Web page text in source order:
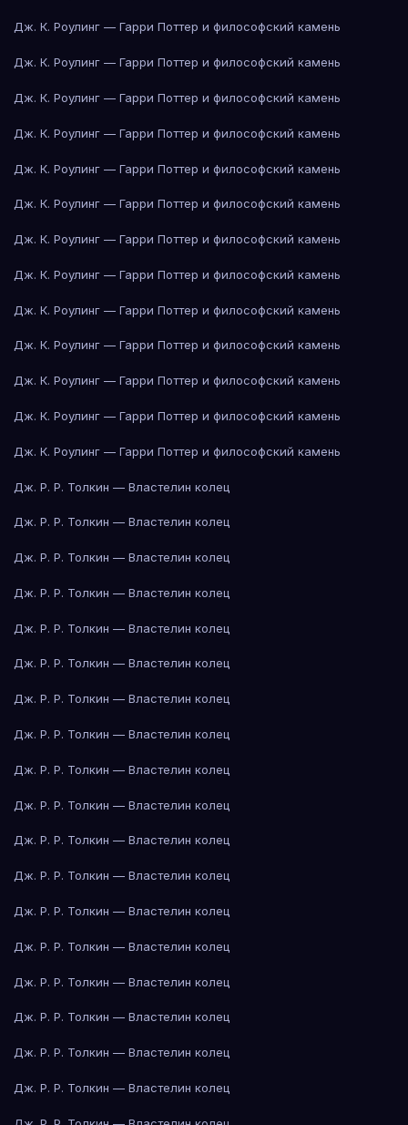
Дж. К. Роулинг — Гарри Поттер и философский камень
Дж. К. Роулинг — Гарри Поттер и философский камень
Дж. К. Роулинг — Гарри Поттер и философский камень
Дж. К. Роулинг — Гарри Поттер и философский камень
Дж. К. Роулинг — Гарри Поттер и философский камень
Дж. К. Роулинг — Гарри Поттер и философский камень
Дж. К. Роулинг — Гарри Поттер и философский камень
Дж. К. Роулинг — Гарри Поттер и философский камень
Дж. К. Роулинг — Гарри Поттер и философский камень
Дж. К. Роулинг — Гарри Поттер и философский камень
Дж. К. Роулинг — Гарри Поттер и философский камень
Дж. К. Роулинг — Гарри Поттер и философский камень
Дж. К. Роулинг — Гарри Поттер и философский камень
Дж. Р. Р. Толкин — Властелин колец
Дж. Р. Р. Толкин — Властелин колец
Дж. Р. Р. Толкин — Властелин колец
Дж. Р. Р. Толкин — Властелин колец
Дж. Р. Р. Толкин — Властелин колец
Дж. Р. Р. Толкин — Властелин колец
Дж. Р. Р. Толкин — Властелин колец
Дж. Р. Р. Толкин — Властелин колец
Дж. Р. Р. Толкин — Властелин колец
Дж. Р. Р. Толкин — Властелин колец
Дж. Р. Р. Толкин — Властелин колец
Дж. Р. Р. Толкин — Властелин колец
Дж. Р. Р. Толкин — Властелин колец
Дж. Р. Р. Толкин — Властелин колец
Дж. Р. Р. Толкин — Властелин колец
Дж. Р. Р. Толкин — Властелин колец
Дж. Р. Р. Толкин — Властелин колец
Дж. Р. Р. Толкин — Властелин колец